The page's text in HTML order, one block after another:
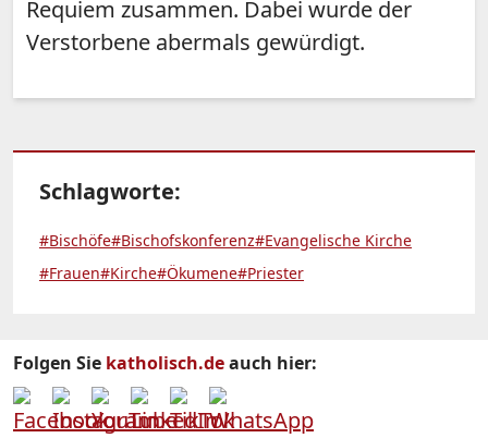
Requiem zusammen. Dabei wurde der
Verstorbene abermals gewürdigt.
Schlagworte:
#Bischöfe#Bischofskonferenz#Evangelische Kirche
#Frauen#Kirche#Ökumene#Priester
Folgen Sie katholisch.deauch hier: